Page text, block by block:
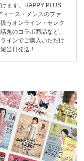
ます。HAPPY PLUS
ィース・メンズのファ
うオンライン・セレク
題のコラボ商品など、
インでご購入いただけ
当日発送！